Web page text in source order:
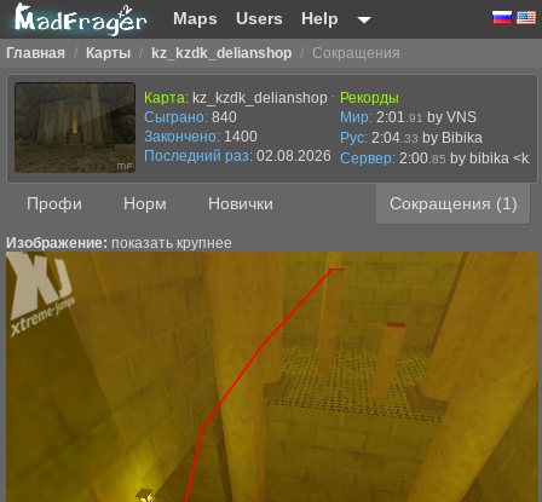
Maps Users Help
Главная / Карты / kz_kzdk_delianshop / Сокращения
Карта: kz_kzdk_delianshop
Сыграно: 840
Закончено: 1400
Последний раз: 02.08.2026 в 08:04
Рекорды
Мир: 2:01 .91
by VNS
Рус: 2:04 .33 by Bibika
Сервер: 2:00 .85 by bibika
Профи Норм Новички Сокращения (1)
Изображение: показать крупнее